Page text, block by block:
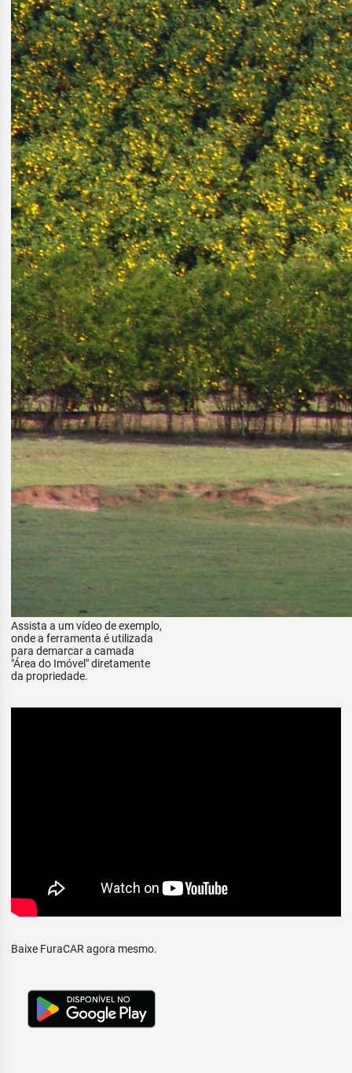
Assista a um vídeo de exemplo,
onde a ferramenta é utilizada
para demarcar a camada
"Área do Imóvel" diretamente
da propriedade.
Baixe FuraCAR agora mesmo.